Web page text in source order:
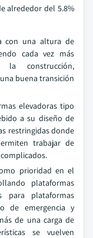
alrededor del 5.8%
con una altura de
cada vez más
construcción,
buena transición
elevadoras tipo
a su diseño de
restringidas donde
trabajar de
prioridad en el
plataformas
para plataformas
de emergencia y
de una carga de
se vuelven